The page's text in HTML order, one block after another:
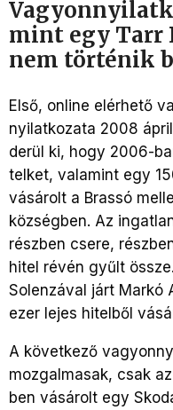
mint egy Tarr
nem történik
Első, online elérhető
nyilatkozata 2008
derül ki, hogy 2006-
telket, valamint egy
vásárolt a Brassó
községben. Az
részben csere,
hitel révén gyűlt
Solenzával járt Markó
ezer lejes hitelből
A következő
mozgalmasak, csak
ben vásárolt egy